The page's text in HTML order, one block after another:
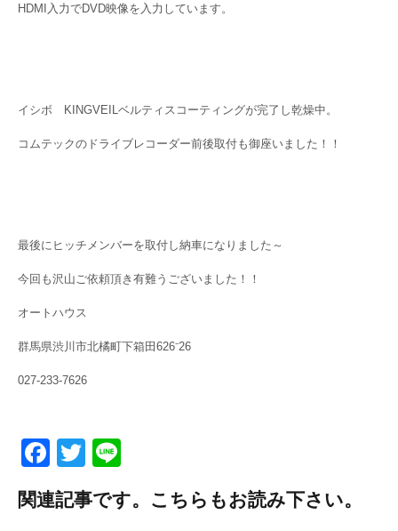
HDMI入力でDVD映像を入力しています。
イシボ KINGVEILベルティスコーティングが完了し乾燥中。
コムテックのドライブレコーダー前後取付も御座いました！！
最後にヒッチメンバーを取付し納車になりました～
今回も沢山ご依頼頂き有難うございました！！
オートハウス
群馬県渋川市北橘町下箱田626⁻26
027-233-7626
F
a
c
T
tt
e
関連記事です。こちらもお読み下さい。